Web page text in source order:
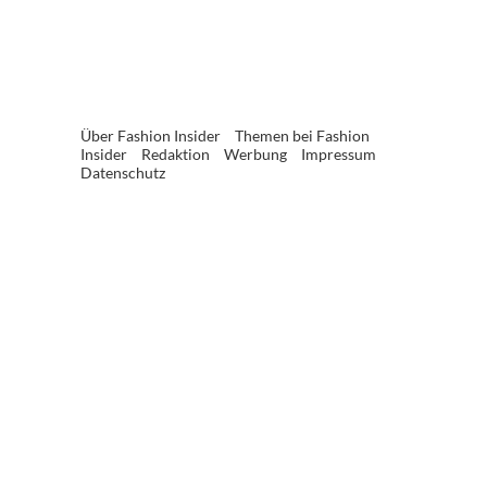
Über Fashion Insider
Themen bei Fashion
Insider
Redaktion Werbung
Impressum
Datenschutz